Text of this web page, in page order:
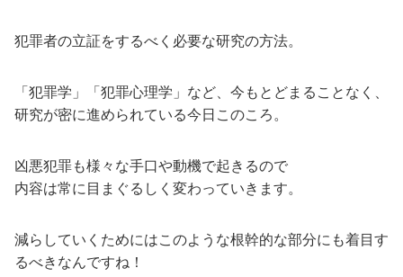
犯罪者の立証をするべく必要な研究の方法。
「犯罪学」「犯罪心理学」など、今もとどまることなく、
研究が密に進められている今日このころ。
凶悪犯罪も様々な手口や動機で起きるので
内容は常に目まぐるしく変わっていきます。
減らしていくためにはこのような根幹的な部分にも着目す
るべきなんですね！